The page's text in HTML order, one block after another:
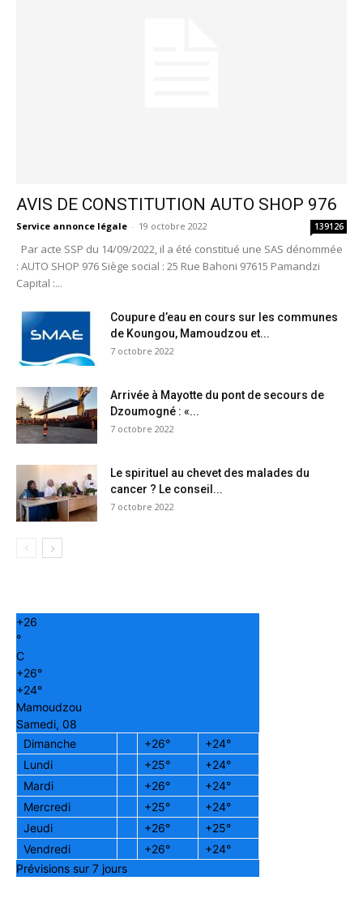
AVIS DE CONSTITUTION AUTO SHOP 976
Service annonce légale - 19 octobre 2022 139126
Par acte SSP du 14/09/2022, il a été constitué une SAS dénommée
: AUTO SHOP 976 Siège social : 25 Rue Bahoni 97615 Pamandzi
Capital :...
Coupure d’eau en cours sur les communes
de Koungou, Mamoudzou et...
7 octobre 2022
Arrivée à Mayotte du pont de secours de
Dzoumogné : «...
7 octobre 2022
Le spirituel au chevet des malades du
cancer ? Le conseil...
7 octobre 2022
+26
°
C
+26°
+24°
Mamoudzou
Samedi, 08
Dimanche
+26° +24°
Lundi
+25° +24°
Mardi
+26° +24°
Mercredi
+25° +24°
Jeudi
+26° +25°
Vendredi
+26° +24°
Prévisions sur 7 jours